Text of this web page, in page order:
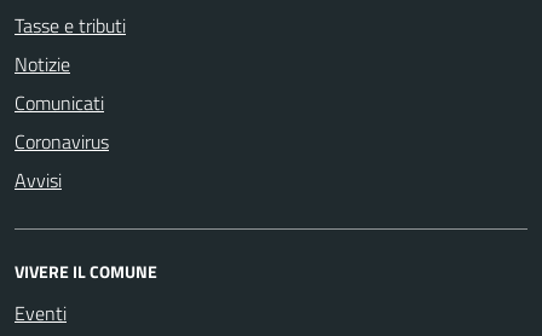
Tasse e tributi
Notizie
Comunicati
Coronavirus
Avvisi
VIVERE IL COMUNE
Eventi